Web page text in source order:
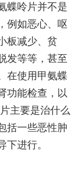
蝶呤片并不是
例如恶心、呕
板减少、贫
发等等，甚至
在使用甲氨蝶
功能检查，以
主要是治什么
括一些恶性肿
进行。